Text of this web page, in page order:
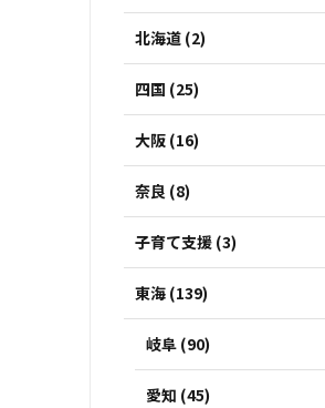
北海道 (2)
四国 (25)
大阪 (16)
奈良 (8)
子育て支援 (3)
東海 (139)
岐阜 (90)
愛知 (45)